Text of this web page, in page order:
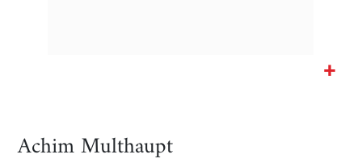
Bildgalerie
Achim Multhaupt